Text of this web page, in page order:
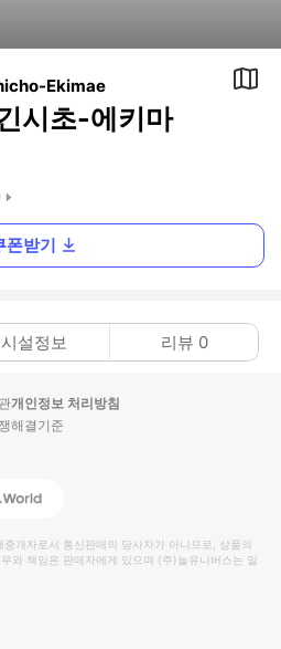
Ekimae
시초-에키마
폰받기
시설정보 리뷰 0
개인정보 처리방침
해결기준
Global
중개자로서 통신판매의 당사자가 아니므로, 상품의
와 책임은 판매자에게 있으며 (주)놀유니버스는 일